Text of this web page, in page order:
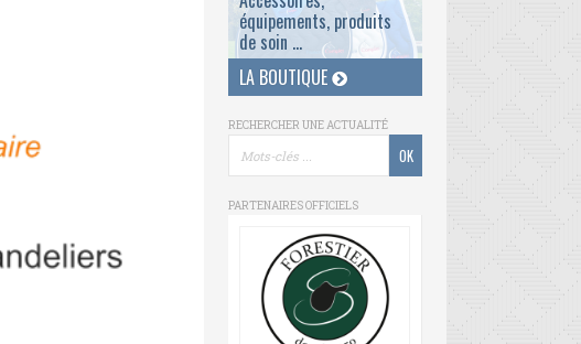
équipements, produits
de soin ...
LA BOUTIQUE
RECHERCHER UNE ACTUALITÉ
PARTENAIRES OFFICIELS